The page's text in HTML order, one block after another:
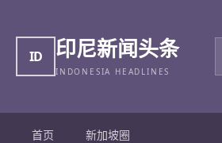
ID 印尼新闻头条
INDONESIA HEADLINES
首页 新加坡圈